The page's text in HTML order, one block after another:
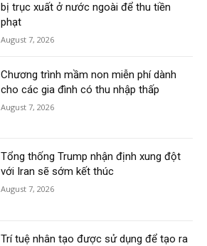
bị trục xuất ở nước ngoài để thu tiền
phạt
August 7, 2026
Chương trình mầm non miễn phí dành
cho các gia đình có thu nhập thấp
August 7, 2026
Tổng thống Trump nhận định xung đột
với Iran sẽ sớm kết thúc
August 7, 2026
Trí tuệ nhân tạo được sử dụng để tạo ra